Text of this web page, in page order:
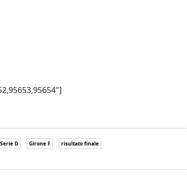
Serie D Girone F
risultato finale